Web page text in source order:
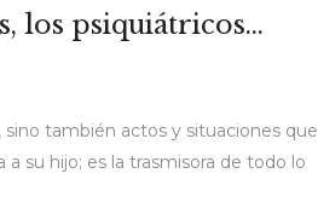
los psiquiátricos…
sino también actos y situaciones que
su hijo; es la trasmisora de todo lo